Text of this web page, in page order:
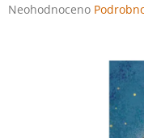
Průměrné
Neohodnoceno